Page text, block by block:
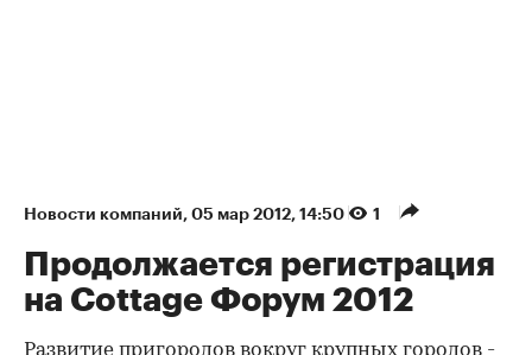
Новости компаний⁠, 05 мар 2012, 14:50 1
Продолжается регистрация
на Cottage Форум 2012
Развитие пригородов вокруг крупных городов -